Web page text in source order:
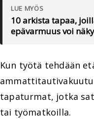
LUE MYÖS
10 arkista tapaa,
epävarmuus voi
Kun työtä tehdään
tapaturmat, jotka
tai työmatkoilla.